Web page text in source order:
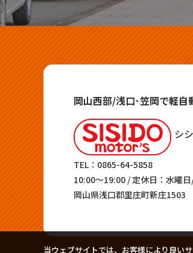
岡山西部/浅口･笠岡で軽自
シ
TEL： 0865-64-5858
10:00～19:00 / 定休日：水曜
岡山県浅口郡里庄町新庄1503
当ウェブサイトでは、お客様により良い